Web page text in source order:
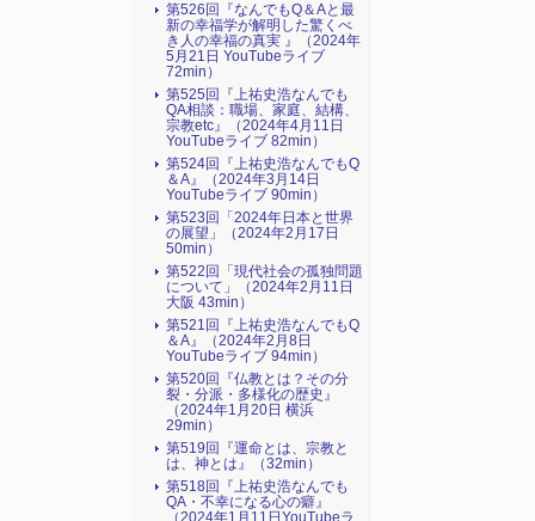
第526回『なんでもQ＆Aと最
新の幸福学が解明した驚くべ
き人の幸福の真実 』（2024年
5月21日 YouTubeライブ
72min）
第525回『上祐史浩なんでも
QA相談：職場、家庭、結構、
宗教etc』（2024年4月11日
YouTubeライブ 82min）
第524回『上祐史浩なんでもQ
＆A』（2024年3月14日
YouTubeライブ 90min）
第523回「2024年日本と世界
の展望」（2024年2月17日
50min）
第522回「現代社会の孤独問題
について」（2024年2月11日
大阪 43min）
第521回『上祐史浩なんでもQ
＆A』（2024年2月8日
YouTubeライブ 94min）
第520回『仏教とは？その分
裂・分派・多様化の歴史』
（2024年1月20日 横浜
29min）
第519回『運命とは、宗教と
は、神とは』（32min）
第518回『上祐史浩なんでも
QA・不幸になる心の癖』